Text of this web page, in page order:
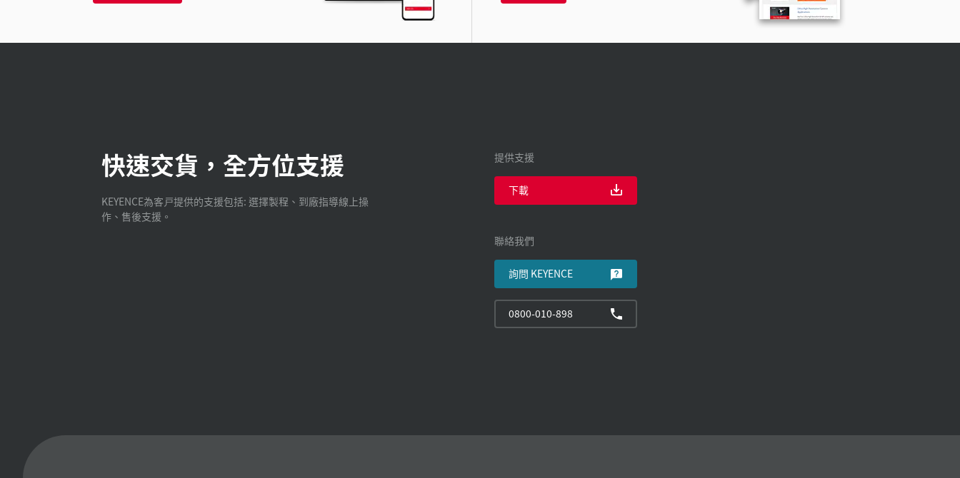
快速交貨，全方位支援
KEYENCE為客戸提供的支援包括: 選擇製程、到廠指導線上操
作、售後支援。
提供支援
下載
聯絡我們
詢問 KEYENCE
0800-010-898